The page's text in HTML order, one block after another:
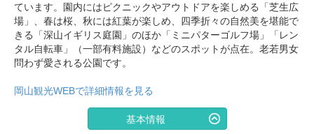
ています。園内にはピクニックやアウトドアを楽しめる「芝生広
場」、春は桜、秋には紅葉が楽しめ、四季折々の自然美を堪能で
きる「深山イギリス庭園」のほか「ミニパターゴルフ場」「レン
タル自転車」（一部有料施設）などのスポットが点在。老若男女
問わず愛される公園です。
岡山観光WEBで詳細情報を見る
基本情報